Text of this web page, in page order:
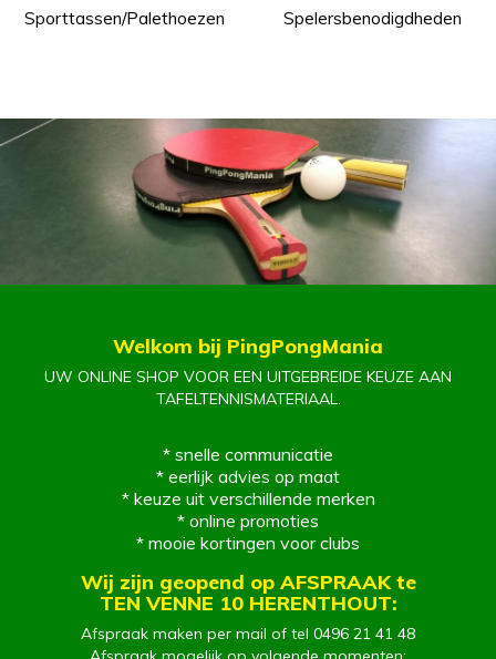
Sporttassen/Palethoezen Spelersbenodigdheden
Welkom bij PingPongMania
UW ONLINE SHOP VOOR EEN UITGEBREIDE KEUZE AAN
TAFELTENNISMATERIAAL.
* snelle communicatie
* eerlijk advies op maat
* keuze uit verschillende merken
* online promoties
* mooie kortingen voor clubs
Wij zijn geopend op AFSPRAAK te
TEN VENNE 10 HERENTHOUT:
Afspraak maken per mail of tel 0496 21 41 48